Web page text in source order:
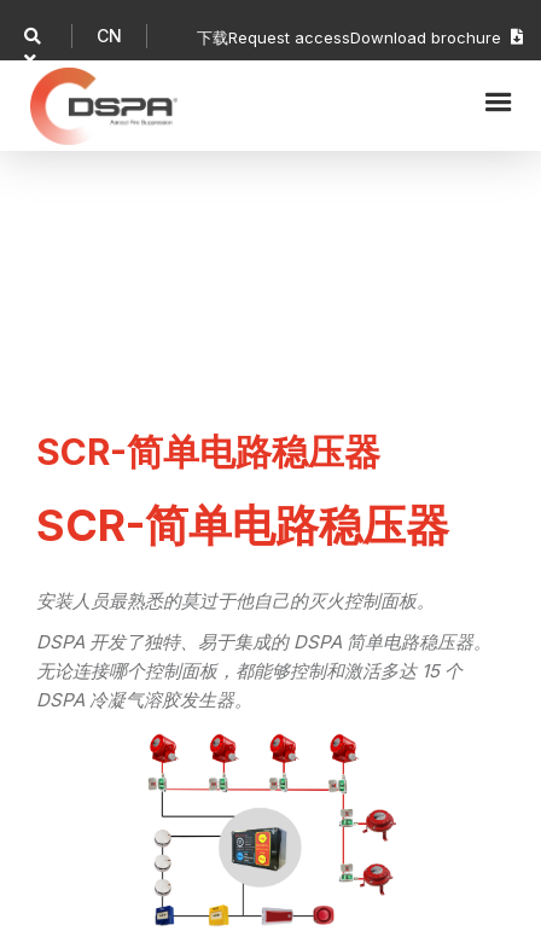


CN 下载Request accessDownload brochure 
SCR-简单电路稳压器
SCR-简单电路稳压器
安装人员最熟悉的莫过于他自己的灭火控制面板。
DSPA 开发了独特、易于集成的 DSPA 简单电路稳压器。
无论连接哪个控制面板，都能够控制和激活多达 15 个
DSPA 冷凝气溶胶发生器。